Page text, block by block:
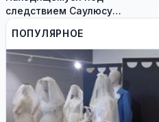
следствием Саулюсу
Сквернялису временно
разрешили выехать за
границу
ПОПУЛЯРНОЕ